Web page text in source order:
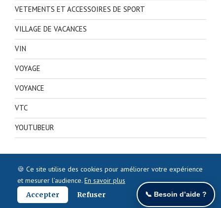
VETEMENTS ET ACCESSOIRES DE SPORT
VILLAGE DE VACANCES
VIN
VOYAGE
VOYANCE
VTC
YOUTUBEUR
🍪 Ce site utilise des cookies pour améliorer votre expérience
et mesurer l’audience. En savoir plus
Accepter
Refuser 📞 Besoin d’aide ?